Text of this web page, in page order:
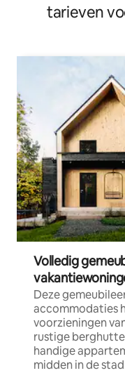
tarieven
Volledig
Deze
accommodaties
voorzieningen
rustige
handige
midden in de